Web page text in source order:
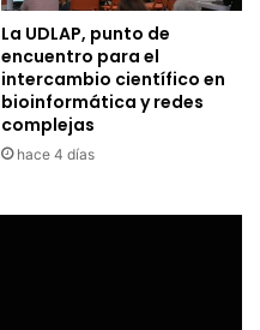
La UDLAP, punto de
encuentro para el
intercambio científico en
bioinformática y redes
complejas
hace 4 días